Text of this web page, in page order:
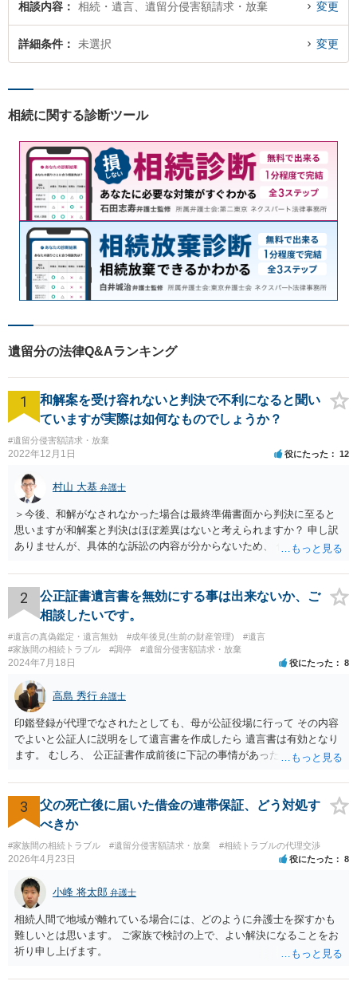
相談内容 相続・遺言、遺留分侵害額請求・放棄 変更
詳細条件 未選択 変更
相続に関する診断ツール
遺留分の法律Q&Aランキング
1
和解案を受け容れないと判決で不利になると聞い
ていますが実際は如何なものでしょうか？
#遺留分侵害額請求・放棄
2022年12月1日 役にたった 12
村山 大基 弁護士
＞今後、和解がなされなかった場合は最終準備書面から判決に至ると
思いますが和解案と判決はほぼ差異はないと考えられますか？ 申し訳
ありませんが、具体的な訴訟の内容が分からないため、 何とも回答が
わかっている代理人弁護士に聞くか、 訴訟資料を持って面談相談に行
ってみましょう。 その上で、一般論として回答するなら、和解案と判
決は（ケースによって程度の差はあっても）食い違うことが多いで
す。 金額は適当ですが、例えば判決で１００万円支払え、という結論
になりそうな場合、 そのまま１００万円を和解案として提示しても、
判決と変わらないなら払う側としてはあまり和解に応じようという気
のまま判決で１００万円支払いとなるより、７０万円でまとめた方が
マシ」ということで、 合意の可能性が出てきます。 応じるかどうか
は、判決になったらどうなりそうか、という点についての検討が不可
欠ですので、 初めに述べた通り、代理人と相談するか、資料を持って
面談相談に行ってみることをお勧めします。
2
公正証書遺言書を無効にする事は出来ないか、ご
相談したいです。
#遺言の真偽鑑定・遺言無効 #成年後見(生前の財産管理)
#遺言
#家族間の相続トラブル
#調停 #遺留分侵害額請求・放棄
2024年7月18日 役にたった 8
高島 秀行 弁護士
印鑑登録が代理でなされたとしても、母が公証役場に行って その内容
でよいと公証人に説明をして遺言書を作成したら 遺言書は有効となり
ます。 むしろ、 公正証書作成前後に下記の事情があったことが証明で
月に携帯が新しくなった母からの第一声は「ここにいたら殺される」
「面会に来てくれ」で、長男に聞くと「面会は出来ない。俺は携帯電
話の使い方を教える為に会っている」「母の話は聞かなくて良い」と
電話が切れました。その後の電話でも「食事に毒が入っている」「体
にチップが埋められている」等、おかしかったです。 当時の診療記
録、介護認定の資料、介護記録を取得して 弁護士に面談で相談された
方がよいと思います。
3
父の死亡後に届いた借金の連帯保証、どう対処す
べきか
#家族間の相続トラブル #遺留分侵害額請求・放棄 #相続トラブルの代理交渉
2026年4月23日 役にたった 8
小峰 将太郎 弁護士
相続人間で地域が離れている場合には、どのように弁護士を探すかも
難しいとは思います。 ご家族で検討の上で、よい解決になることをお
祈り申し上げます。